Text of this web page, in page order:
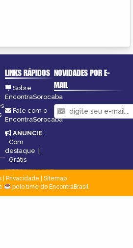
LINKS RÁPIDOS
Sobre
EncontraSorocaba
Fale com o
EncontraSorocaba
ANUNCIE:
Com
destaque |
Grátis
NOVIDADES POR E-
MAIL
| Privacidade
Sitemap
pelo time do EncontraBrasil